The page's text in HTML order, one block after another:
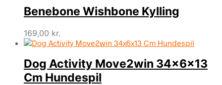
Benebone Wishbone Kylling
169,00 kr.
Dog Activity Move2win 34x6x13
Cm Hundespil